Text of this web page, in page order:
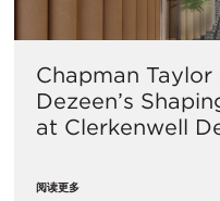
Chapman
Dezeen’s
at Clerkenwell
阅读更多